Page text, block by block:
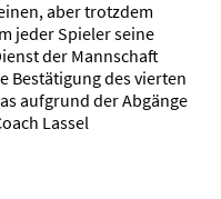
aber trotzdem
jeder Spieler seine
der Mannschaft
Bestätigung des vierten
aufgrund der Abgänge
Lassel